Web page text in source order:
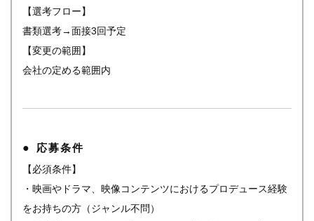
【選考フロー】
書類選考→面接3回予定
【変更の範囲】
会社の定める範囲内
応募条件
【必須条件】
・映画やドラマ、映像コンテンツにおけるプロデュース経験
をお持ちの方（ジャンル不問）